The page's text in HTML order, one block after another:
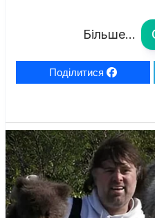
Більше...
Поділитися